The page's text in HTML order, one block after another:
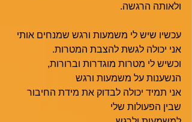
ולאותה הרגשה.
עכשיו שיש לי משמעות ורגש שמנחים אותי
אני יכולה לגשת להצבת המטרות.
וכשיש לי מטרות מוגדרות וברורות,
הנשענות על משמעות ורגש
אני תמיד יכולה לבדוק את מידת החיבור
שבין הפעולות שלי